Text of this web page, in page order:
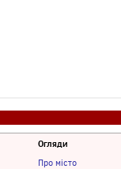
Огляди
Про місто